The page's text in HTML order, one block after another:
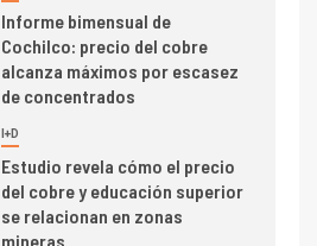
Informe bimensual de
Cochilco: precio del cobre
alcanza máximos por escasez
de concentrados
I+D
Estudio revela cómo el precio
del cobre y educación superior
se relacionan en zonas
mineras